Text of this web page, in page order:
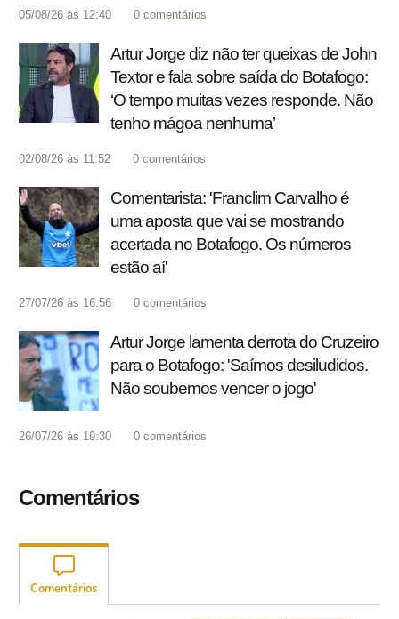
05/08/26 às 12:40 0 comentários
Artur Jorge diz não ter queixas de John
Textor e fala sobre saída do Botafogo:
‘O tempo muitas vezes responde. Não
tenho mágoa nenhuma’
02/08/26 às 11:52 0 comentários
Comentarista: 'Franclim Carvalho é
uma aposta que vai se mostrando
acertada no Botafogo. Os números
estão aí'
27/07/26 às 16:56 0 comentários
Artur Jorge lamenta derrota do Cruzeiro
para o Botafogo: 'Saímos desiludidos.
Não soubemos vencer o jogo'
26/07/26 às 19:30 0 comentários
Comentários